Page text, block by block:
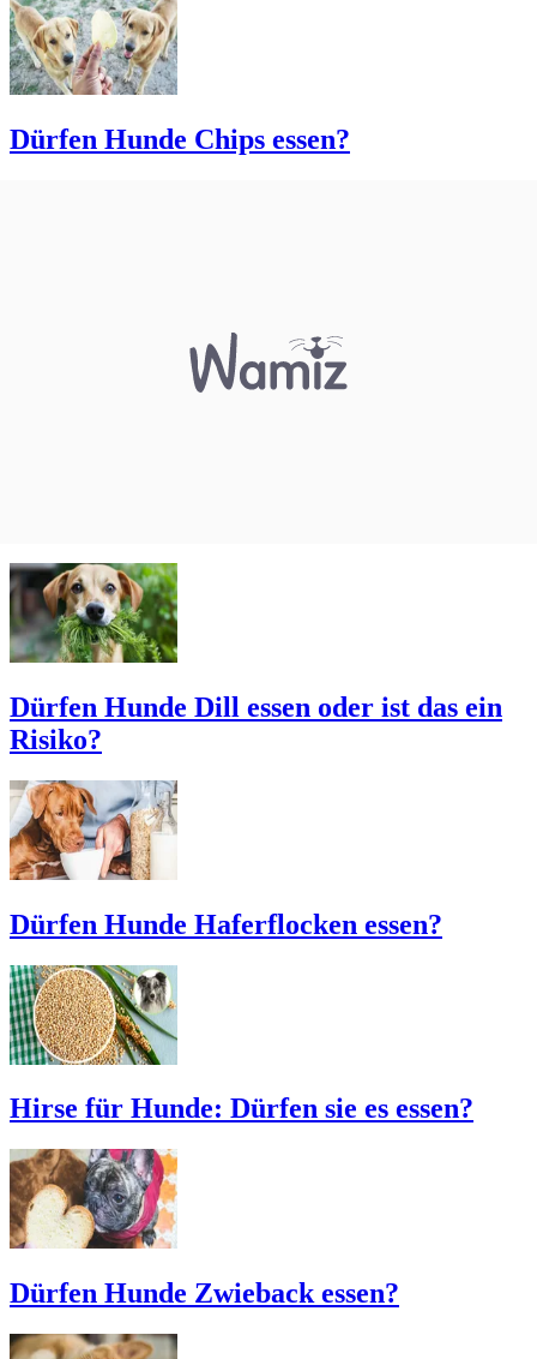
Dürfen Hunde Chips essen?
Dürfen Hunde Dill essen oder ist das ein
Risiko?
Dürfen Hunde Haferflocken essen?
Hirse für Hunde: Dürfen sie es essen?
Dürfen Hunde Zwieback essen?